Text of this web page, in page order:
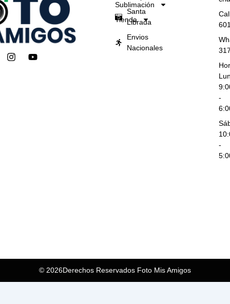
I Y
Sublimación
Tienda
Santa
Librada
Envios
Nacionales
-
-
© 2026Derechos Reservados Foto Mis Amigos